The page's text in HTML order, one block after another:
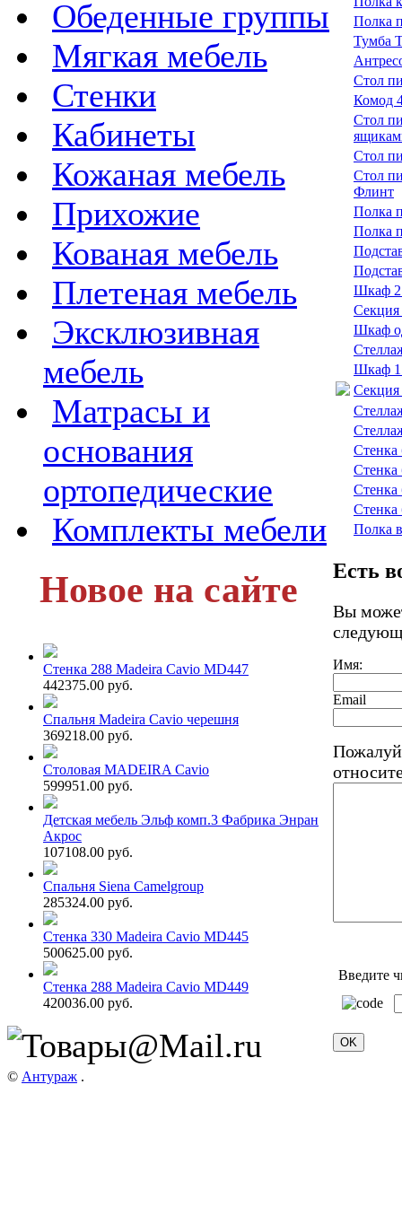
Обеденные группы
Мягкая мебель
Стенки
Кабинеты
Кожаная мебель
Прихожие
Кованая мебель
Плетеная мебель
Эксклюзивная
мебель
Матрасы и
основания
ортопедические
Комплекты мебели
Новое на сайте
Стенка 288 Madeira Cavio MD447
442375.00 руб.
Спальня Madeira Cavio черешня
369218.00 руб.
Столовая MADEIRA Cavio
599951.00 руб.
Детская мебель Эльф комп.3 Фабрика Энран
Акрос
107108.00 руб.
Спальня Siena Camelgroup
285324.00 руб.
Стенка 330 Madeira Cavio MD445
500625.00 руб.
Стенка 288 Madeira Cavio MD449
420036.00 руб.
Полка
Тумба
Стол
Комод
Стол
Стол
Стол
Флинт
Полка
Полка
Шкаф 2
Секция
Шкаф
Шкаф 1
Секция
Стенка
Стенка
Стенка
Стенка
Полка
Есть
Вы
Имя:
Email
Введите
© Антураж .